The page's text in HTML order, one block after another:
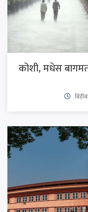
कोशी, मधेस